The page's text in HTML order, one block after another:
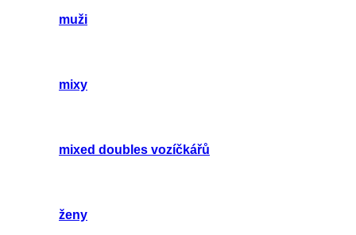
muži
mixy
mixed doubles vozíčkářů
ženy